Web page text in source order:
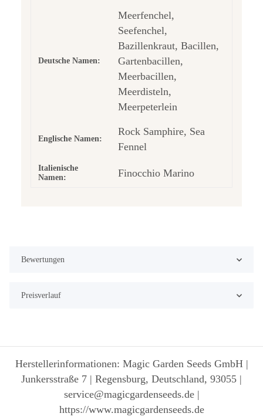
Deutsche Namen:
Meerfenchel,
Seefenchel,
Bazillenkraut, Bacillen,
Gartenbacillen,
Meerbacillen,
Meerdisteln,
Meerpeterlein
Englische Namen:
Rock Samphire, Sea
Fennel
Italienische
Namen:
Finocchio Marino
Bewertungen
Preisverlauf
Herstellerinformationen: Magic Garden Seeds GmbH |
Junkersstraße 7 | Regensburg, Deutschland, 93055 |
service@magicgardenseeds.de |
https://www.magicgardenseeds.de